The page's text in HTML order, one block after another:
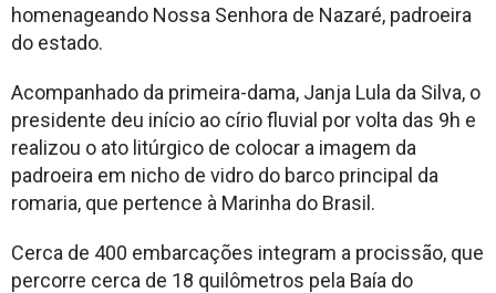
homenageando Nossa Senhora de Nazaré, padroeira
do estado.
Acompanhado da primeira-dama, Janja Lula da Silva, o
presidente deu início ao círio fluvial por volta das 9h e
realizou o ato litúrgico de colocar a imagem da
padroeira em nicho de vidro do barco principal da
romaria, que pertence à Marinha do Brasil.
Cerca de 400 embarcações integram a procissão, que
percorre cerca de 18 quilômetros pela Baía do